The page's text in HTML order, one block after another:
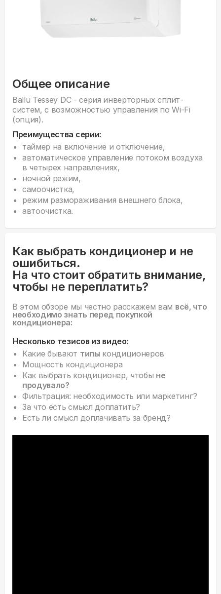
Общее описание
Ballu Tessey DC - серия инверторных сплит-
систем, с возможностью управления по Wi-Fi
(опция).
Преимущества серии:
таймер на включение и отключение,
автоматическое управление потоком воздуха
в четырех направлениях,
ночной режим,
самоочистка,
режим размораживания внешнего блока,
автоочистка.
Как выбрать кондиционер и не
ошибиться.
На что стоит обратить внимание,
чтобы не переплатить?
В этом обзоре мы честно расскажем вам всё, что
необходимо знать перед покупкой
кондиционера:
Несколько тезисов из видео:
Какие бывают типы кондиционеров
Мощность кондиционера
Как выбрать кондиционер, чтобы не
продувало?
Фильтрация: необходимость или маркетинг?
За что есть смысл доплатить?
Есть ли смысл доплачивать за бренд?